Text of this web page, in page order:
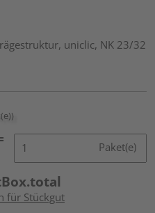
uniclic, NK 23/32
Paket(e)
für Stückgut